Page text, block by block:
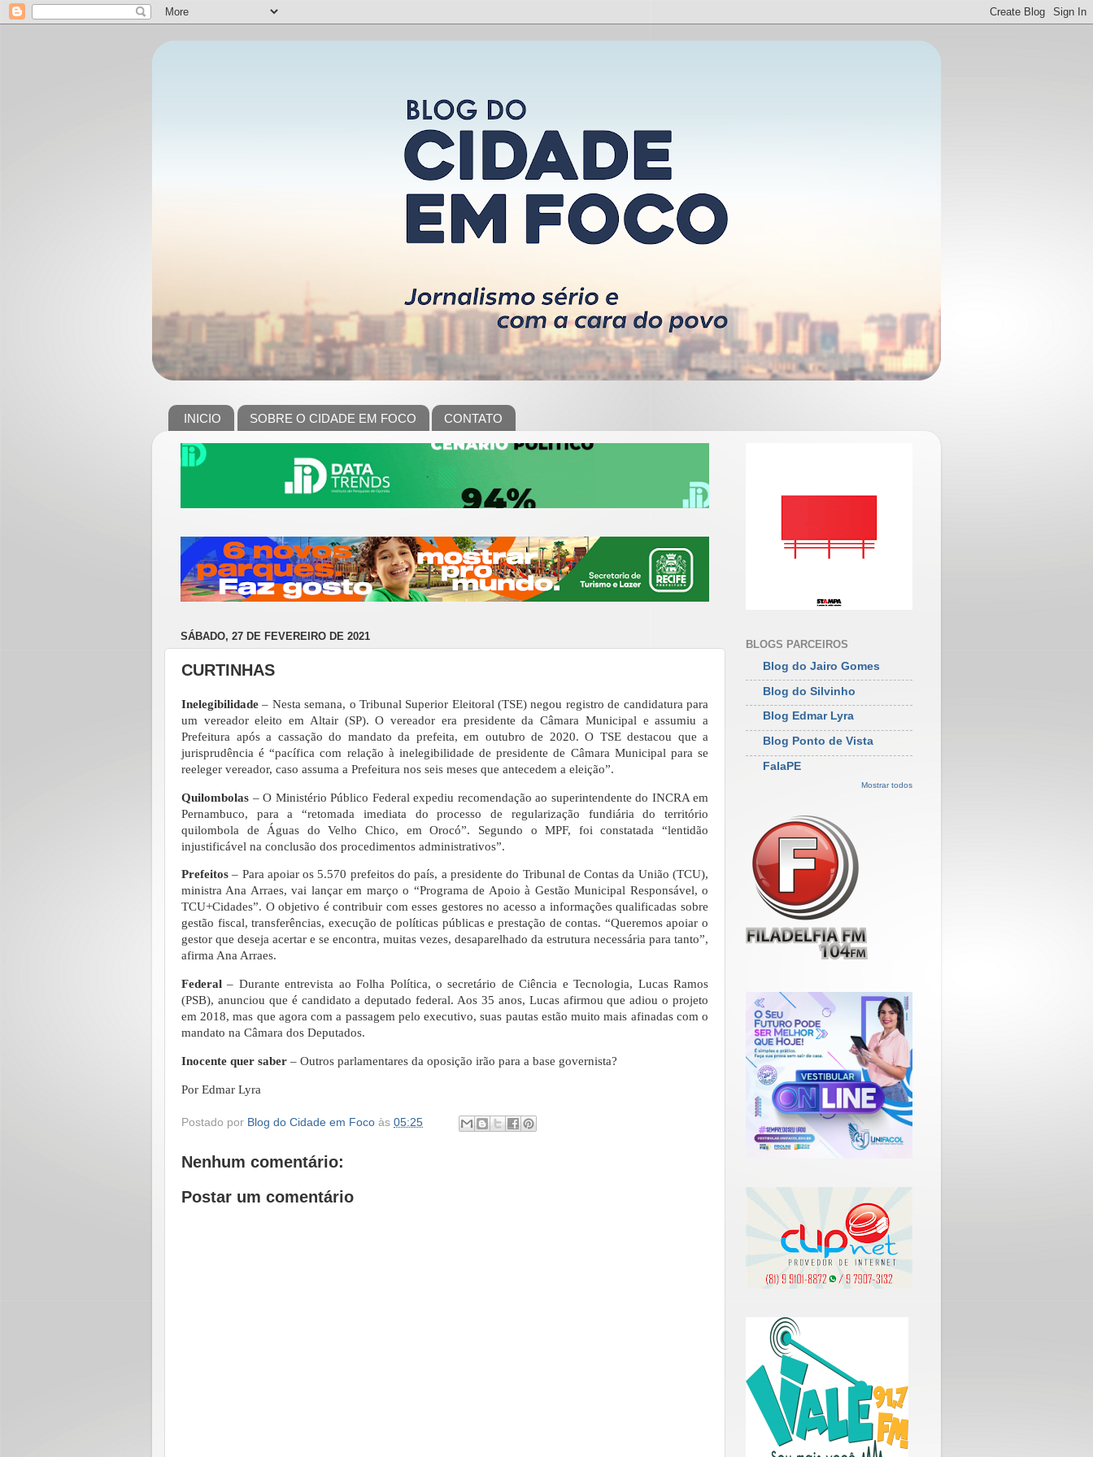
INICIO SOBRE O CIDADE EM FOCO CONTATO
SÁBADO, 27 DE FEVEREIRO DE 2021
CURTINHAS
Inelegibilidade – Nesta semana, o Tribunal Superior Eleitoral (TSE) negou registro de candidatura para
um vereador eleito em Altair (SP). O vereador era presidente da Câmara Municipal e assumiu a
Prefeitura após a cassação do mandato da prefeita, em outubro de 2020. O TSE destacou que a
jurisprudência é “pacífica com relação à inelegibilidade de presidente de Câmara Municipal para se
reeleger vereador, caso assuma a Prefeitura nos seis meses que antecedem a eleição”.
Quilombolas – O Ministério Público Federal expediu recomendação ao superintendente do INCRA em
Pernambuco, para a “retomada imediata do processo de regularização fundiária do território
quilombola de Águas do Velho Chico, em Orocó”. Segundo o MPF, foi constatada “lentidão
injustificável na conclusão dos procedimentos administrativos”.
Prefeitos – Para apoiar os 5.570 prefeitos do país, a presidente do Tribunal de Contas da União (TCU),
ministra Ana Arraes, vai lançar em março o “Programa de Apoio à Gestão Municipal Responsável, o
TCU+Cidades”. O objetivo é contribuir com esses gestores no acesso a informações qualificadas sobre
gestão fiscal, transferências, execução de políticas públicas e prestação de contas. “Queremos apoiar o
gestor que deseja acertar e se encontra, muitas vezes, desaparelhado da estrutura necessária para tanto”,
afirma Ana Arraes.
Federal – Durante entrevista ao Folha Política, o secretário de Ciência e Tecnologia, Lucas Ramos
(PSB), anunciou que é candidato a deputado federal. Aos 35 anos, Lucas afirmou que adiou o projeto
em 2018, mas que agora com a passagem pelo executivo, suas pautas estão muito mais afinadas com o
mandato na Câmara dos Deputados.
Inocente quer saber – Outros parlamentares da oposição irão para a base governista?
Por Edmar Lyra
Postado por Blog do Cidade em Foco às 05:25
Nenhum comentário:
Postar um comentário
BLOGS PARCEIROS
Blog do Jairo Gomes
Blog do Silvinho
Blog Edmar Lyra
Blog Ponto de Vista
FalaPE
Mostrar todos